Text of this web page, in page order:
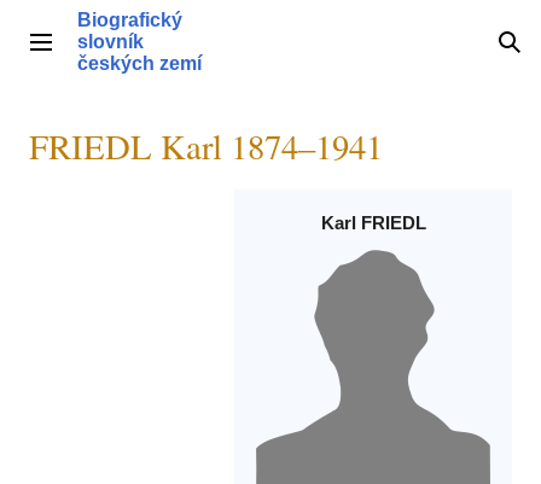
obsahHlavní menu
Biografický
slovník
českých zemí
FRIEDL Karl 1874–1941
Karl FRIEDL